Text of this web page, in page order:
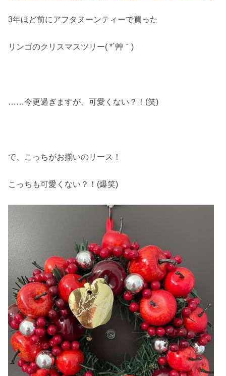
3年ほど前にアフタヌーンティーで買った
リンゴのクリスマスツリー( *´艸｀)
……今更過ぎますが、可愛くない？！(笑)
で、こっちがお揃いのリース！
こっちも可愛くない？！(爆笑)